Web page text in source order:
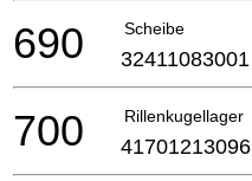
Scheibe
690 32411083001
Rillenkugellager
700 41701213096